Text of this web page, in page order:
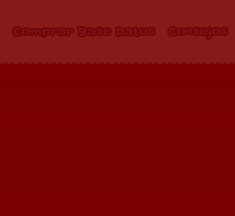
Comprar Base Datos Consejos